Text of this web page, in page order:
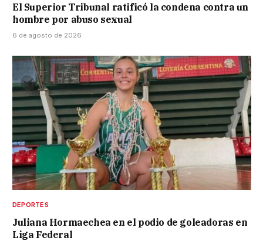
El Superior Tribunal ratificó la condena contra un
hombre por abuso sexual
6 de agosto de 2026
DEPORTES
Juliana Hormaechea en el podio de goleadoras en
Liga Federal